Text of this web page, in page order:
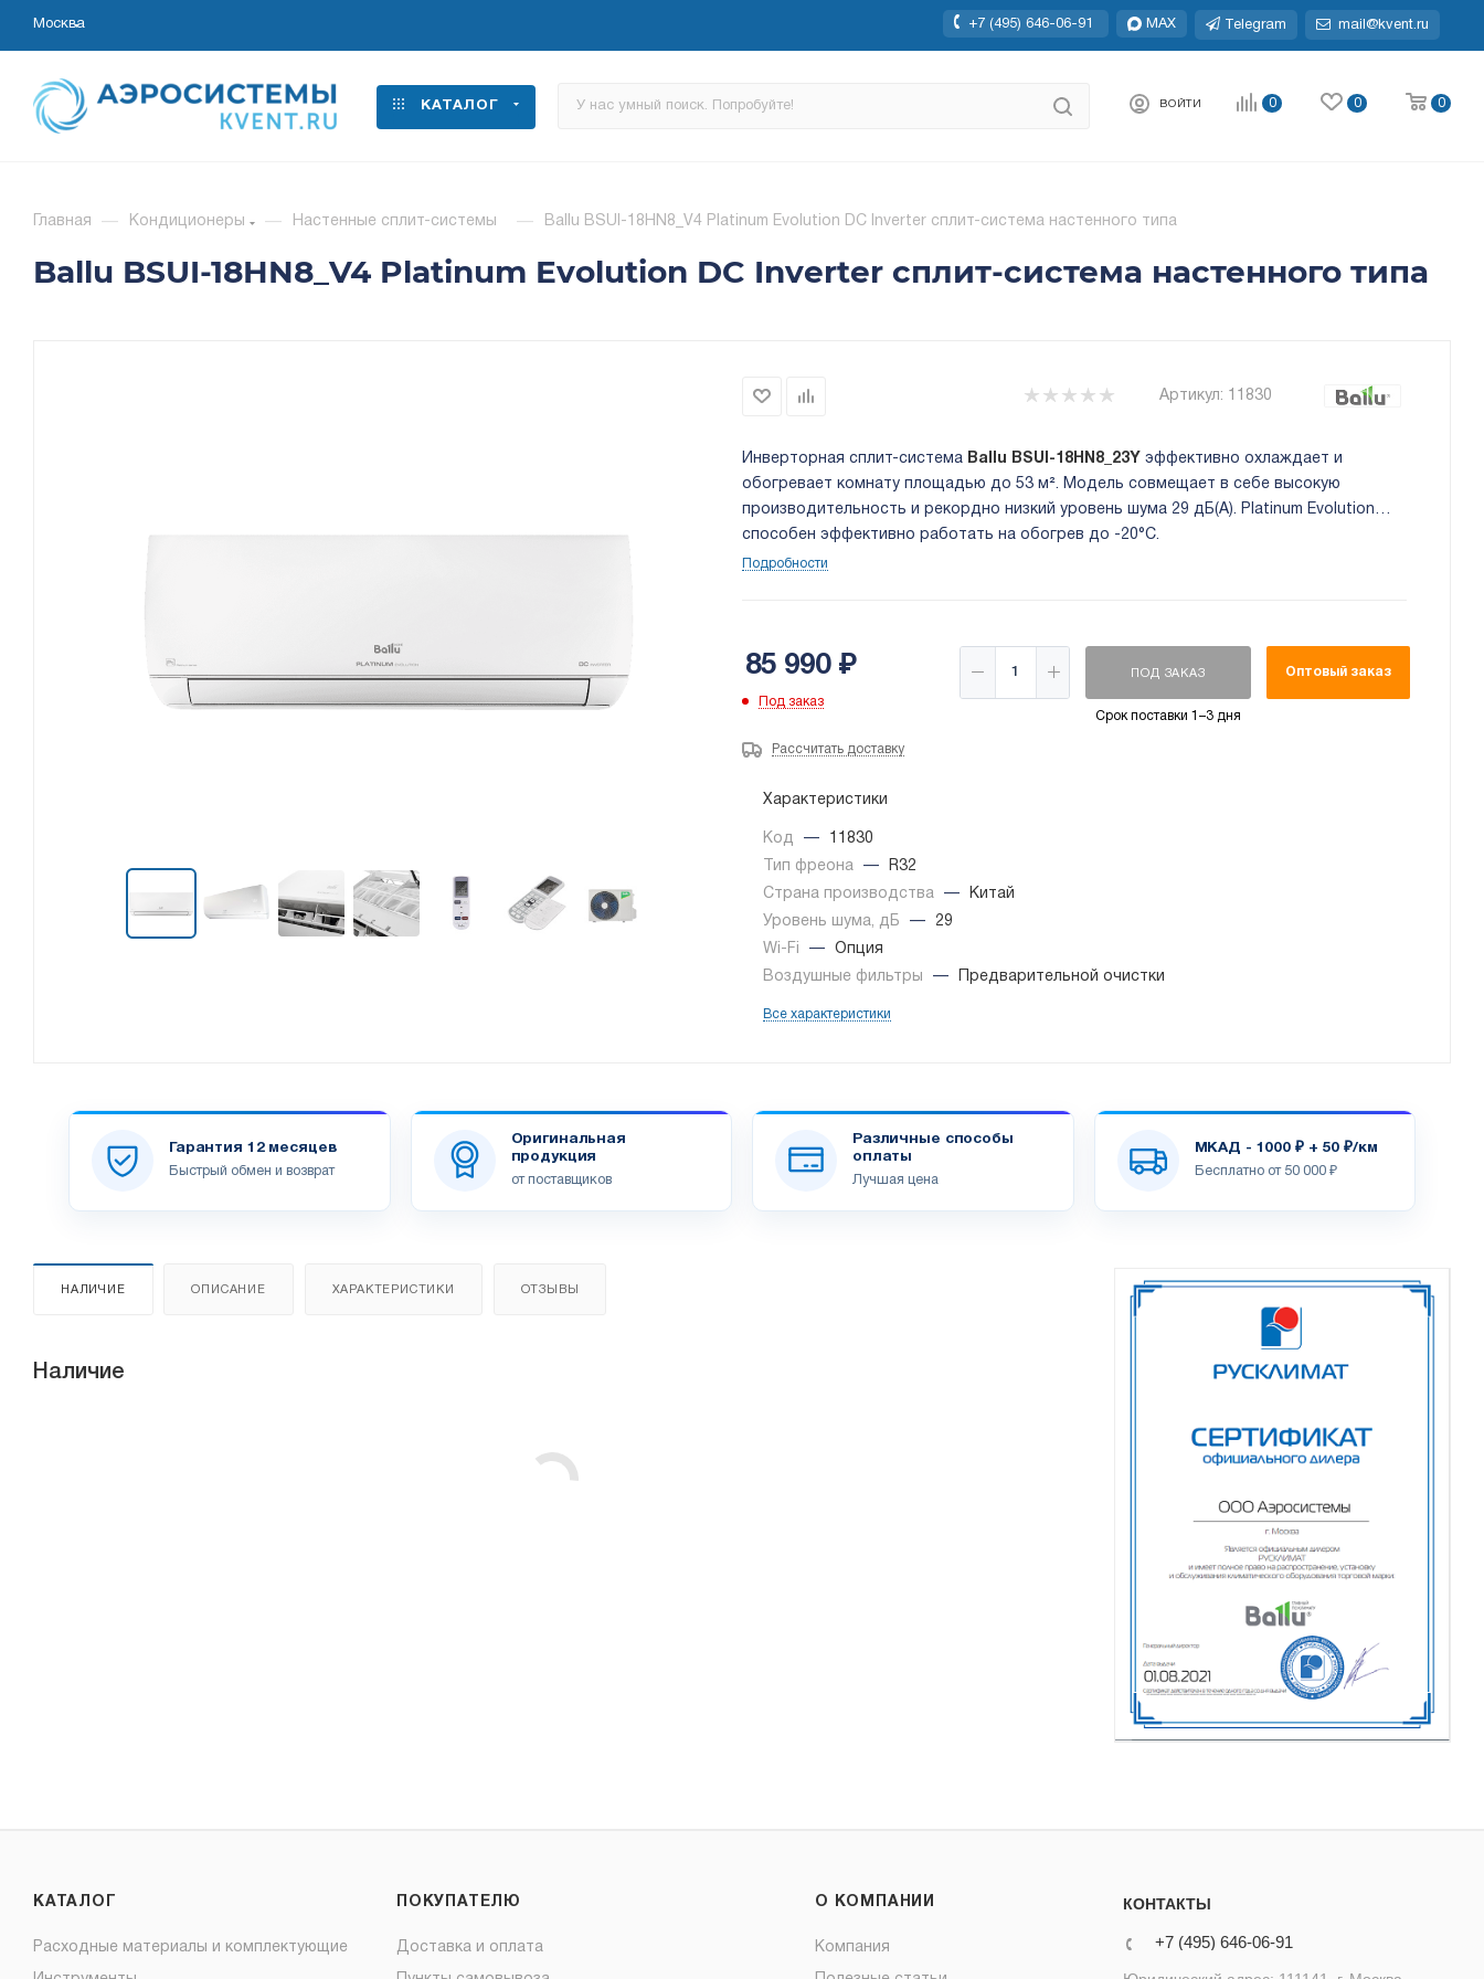
Москва +7 (495) 646-06-91 MAX Telegram mail@kvent.ru
КАТАЛОГ ВОЙТИ 0 0 0
Главная — Кондиционеры — Настенные сплит-системы — Ballu BSUI-18HN8_V4 Platinum Evolution DC Inverter сплит-система настенного типа
Ballu BSUI-18HN8_V4 Platinum Evolution DC Inverter сплит-система настенного типа
Артикул: 11830
Инверторная сплит-система Ballu BSUI-18HN8_23Y эффективно охлаждает и
обогревает комнату площадью до 53 м². Модель совмещает в себе высокую
производительность и рекордно низкий уровень шума 29 дБ(А). Platinum Evolution
способен эффективно работать на обогрев до -20°С.
Подробности
85 990₽
Под заказ
ПОД ЗАКАЗ
Срок поставки 1–3 дня
Оптовый заказ
Рассчитать доставку
Характеристики
Код —
11830
Тип фреона
—
R32
Страна производства
—
Китай
Уровень шума, дБ
—
29
Wi-Fi
—
Опция
Воздушные фильтры
— Предварительной очистки
Все характеристики
Гарантия 12 месяцев
Быстрый обмен и возврат
Оригинальная
продукция
от поставщиков
Различные способы
оплаты
Лучшая цена
МКАД - 1000 ₽ + 50 ₽/км
Бесплатно от 50 000 ₽
НАЛИЧИЕ ОПИСАНИЕ ХАРАКТЕРИСТИКИ ОТЗЫВЫ
Наличие
КАТАЛОГ
Расходные материалы и комплектующие
ПОКУПАТЕЛЮ
Доставка и оплата
О КОМПАНИИ
Компания
КОНТАКТЫ
+7 (495) 646-06-91